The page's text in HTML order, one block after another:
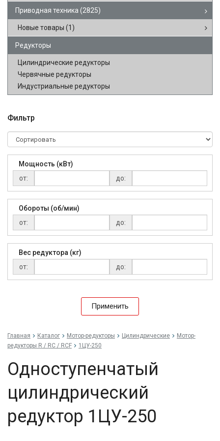
Приводная техника (2825)
Новые товары (1)
Редукторы
Цилиндрические редукторы
Червячные редукторы
Индустриальные редукторы
Фильтр
Мощность (кВт)
от:
до:
Обороты (об/мин)
от:
до:
Вес редуктора (кг)
от:
до:
Применить
Главная Каталог Мотор-редукторы Цилиндрические
Мотор-
редукторы R / RC / RCF
1ЦУ-250
Одноступенчатый
цилиндрический
редуктор 1ЦУ-250